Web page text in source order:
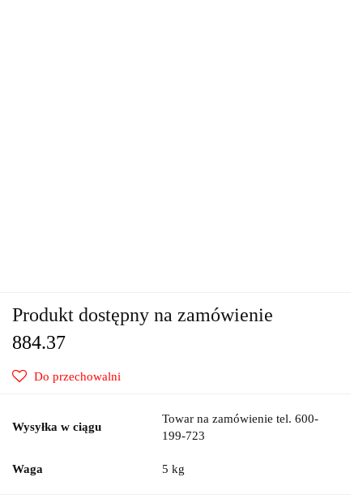
Produkt dostępny na zamówienie
884.37
Do przechowalni
Wysyłka w ciągu
Towar na zamówienie tel. 600-
199-723
Waga 5 kg